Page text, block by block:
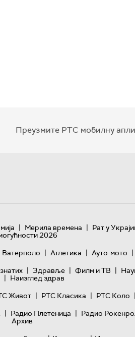
Преузмите РТС мобилну
| Мерила времена | Рат у
2026
Ватерполо | Атлетика | Ауто-мото |
| Здравље | Филм и ТВ |
| Наизглед здрав
Живот | РТС Класика | РТС Коло |
| Радио Плетеница | Радио
Архив